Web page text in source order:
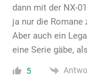
dann mit der NX-
ja nur die Romane
Aber auch ein
eine Serie gäbe,
5